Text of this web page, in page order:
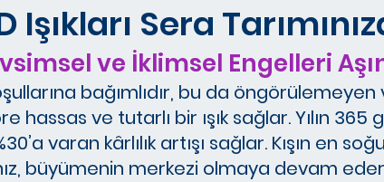
Işıkları Sera
ve İklimsel Engelleri
bağımlıdır, bu da
hassas ve tutarlı bir ışık sağlar. Yılın
varan kârlılık artışı sağlar. Kışın en
büyümenin merkezi olmaya devam